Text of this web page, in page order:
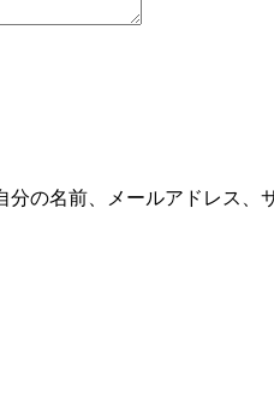
の名前、メールアドレス、